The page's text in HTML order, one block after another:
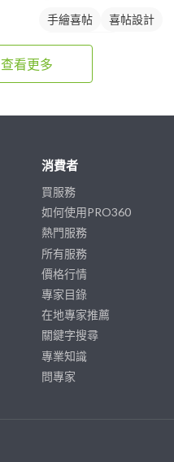
手繪喜帖
喜帖設計
婚禮平面攝影
查看更多
消費者
買服務
如何使用PRO360
熱門服務
所有服務
價格行情
專家目錄
在地專家推薦
關鍵字搜尋
專業知識
問專家